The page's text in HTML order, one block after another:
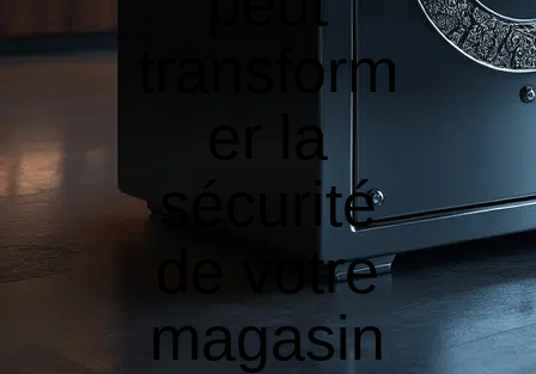
transform
er la
sécurité
de votre
magasin